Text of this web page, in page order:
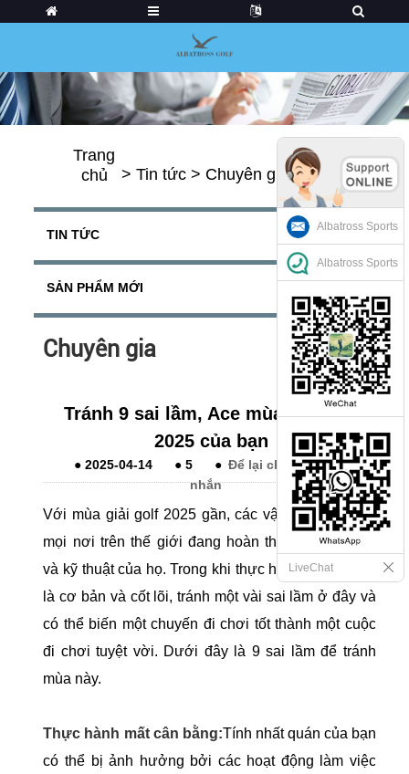
Trang
chủ
> Tin tức > Chuyên gia
TIN TỨC
SẢN PHẨM MỚI
Chuyên gia
Tránh 9 sai lầm, Ace mùa giải golf
2025 của bạn
● 2025-04-14 ● 5 ● Để lại cho tôi một tin
nhắn
Với mùa giải golf 2025 gần, các vận động viên từ
mọi nơi trên thế giới đang hoàn thiện chiến thuật
và kỹ thuật của họ. Trong khi thực hành và cam kết
là cơ bản và cốt lõi, tránh một vài sai lầm ở đây và
có thể biến một chuyến đi chơi tốt thành một cuộc
đi chơi tuyệt vời. Dưới đây là 9 sai lầm để tránh
mùa này.
Thực hành mất cân bằng:Tính nhất quán của bạn
có thể bị ảnh hưởng bởi các hoạt động làm việc
Albatross Sports
Albatross Sports
LiveChat